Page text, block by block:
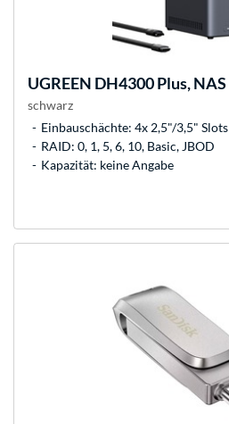
UGREEN DH4300 Plus, NAS
schwarz
Einbauschächte: 4x 2,5"/3,5" Slots
RAID: 0, 1, 5, 6, 10, Basic, JBOD
Kapazität: keine Angabe